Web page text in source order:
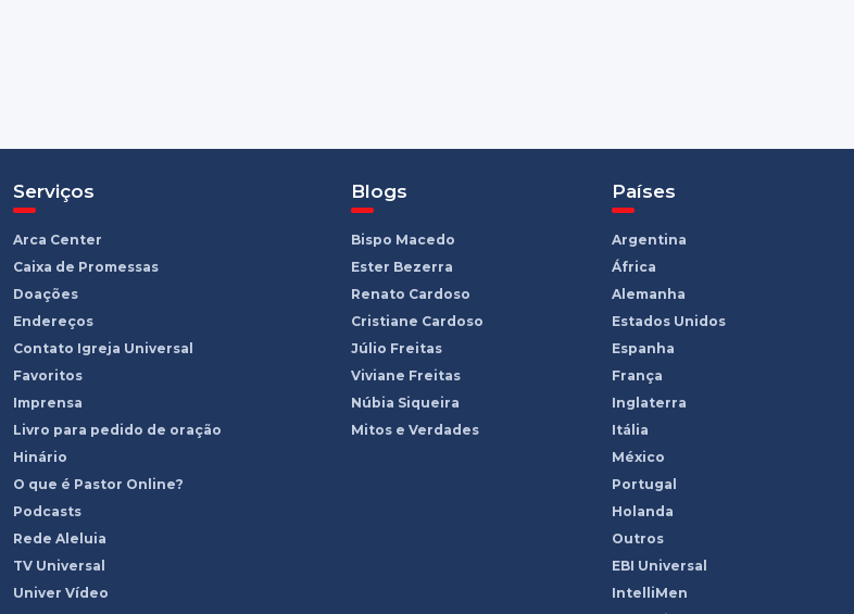
Serviços
Arca Center
Caixa de Promessas
Doações
Endereços
Contato Igreja Universal
Favoritos
Imprensa
Livro para pedido de oração
Hinário
O que é Pastor Online?
Podcasts
Rede Aleluia
TV Universal
Univer Vídeo
Blogs
Bispo Macedo
Ester Bezerra
Renato Cardoso
Cristiane Cardoso
Júlio Freitas
Viviane Freitas
Núbia Siqueira
Mitos e Verdades
Países
Argentina
África
Alemanha
Estados Unidos
Espanha
França
Inglaterra
Itália
México
Portugal
Holanda
Outros
EBI Universal
IntelliMen